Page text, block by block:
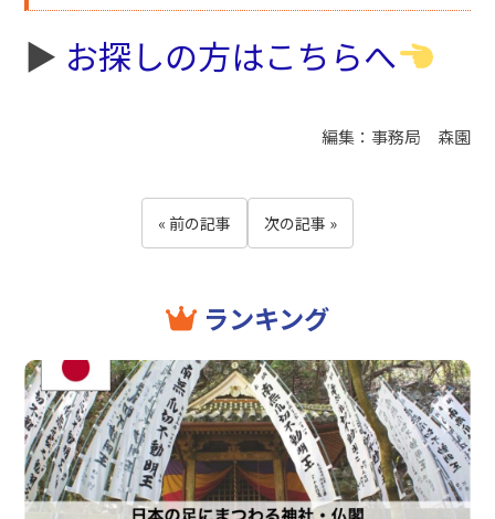
▶︎ お探しの方はこちらへ
編集：事務局 森園
« 前の記事 次の記事 »
ランキング